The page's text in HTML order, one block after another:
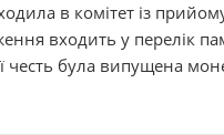
в комітет із
входить у перелік
честь була випущена